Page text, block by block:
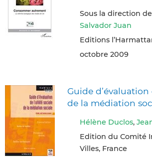
Sous la direction de
Salvador Juan
Editions
octobre 2009
Guide
de la médiation
Hélène Duclos,
Edition du Comité
Villes, France